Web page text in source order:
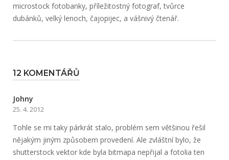
microstock fotobanky, příležitostný fotograf, tvůrce
dubánků, velký lenoch, čajopijec, a vášnivý čtenář.
12 KOMENTÁŘŮ
Johny
25. 4. 2012
Tohle se mi taky párkrát stalo, problém sem většinou řešil
nějakým jiným způsobem provedení. Ale zvláštní bylo, že
shutterstock vektor kde byla bitmapa nepřijal a fotolia ten